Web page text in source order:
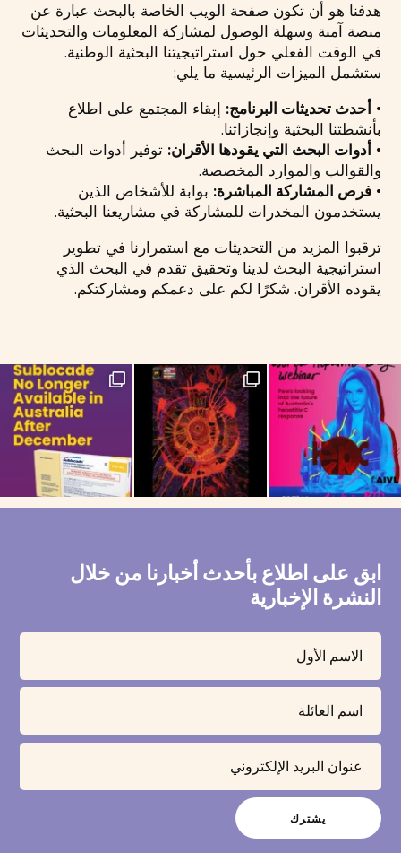
هدفنا هو أن تكون صفحة الويب الخاصة بالبحث عبارة عن
منصة آمنة وسهلة الوصول لمشاركة المعلومات والتحديثات
في الوقت الفعلي حول استراتيجيتنا البحثية الوطنية.
ستشمل الميزات الرئيسية ما يلي:
•أحدث تحديثات البرنامج: إبقاء المجتمع على اطلاع
بأنشطتنا البحثية وإنجازاتنا.
•أدوات البحث التي يقودها الأقران: توفير أدوات البحث
والقوالب والموارد المخصصة.
•فرص المشاركة المباشرة: بوابة للأشخاص الذين
يستخدمون المخدرات للمشاركة في مشاريعنا البحثية.
ترقبوا المزيد من التحديثات مع استمرارنا في تطوير
استراتيجية البحث لدينا وتحقيق تقدم في البحث الذي
يقوده الأقران. شكرًا لكم على دعمكم ومشاركتكم.
NAIDOC Week
If you are on the Long-Acting Injectable
ابق على اطلاع بأحدث أخبارنا من خلال
النشرة الإخبارية